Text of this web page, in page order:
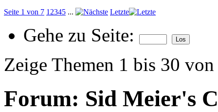
Seite 1 von 7 1 2345 ... Letzte
Gehe zu Seite:
Zeige Themen 1 bis 30
Forum: Sid Meier's